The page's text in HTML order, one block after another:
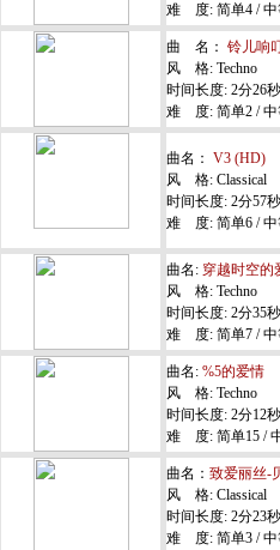
难 度: 简单4 / 中
曲 名： 铃儿响
风 格: Techno
时间长度: 2分26秒
难 度: 简单2 / 中
曲名： V3 (HD)
风 格: Classical
时间长度: 2分57秒
难 度: 简单6 / 中
曲名: 穿越时空的
风 格: Techno
时间长度: 2分35秒
难 度: 简单7 / 中
曲名: %5的爱情
风 格: Techno
时间长度: 2分12秒
难 度: 简单15 /
曲名： 致爱丽丝-
风 格: Classical
时间长度: 2分23秒
难 度: 简单3 / 中